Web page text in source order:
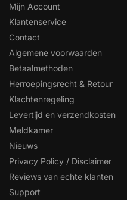
Mijn Account
Klantenservice
Contact
Algemene voorwaarden
Betaalmethoden
Herroepingsrecht & Retour
Klachtenregeling
Levertijd en verzendkosten
Meldkamer
Nieuws
Privacy Policy / Disclaimer
Reviews van echte klanten
Support